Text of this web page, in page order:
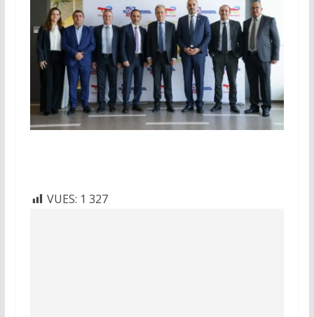
VUES: 1 327